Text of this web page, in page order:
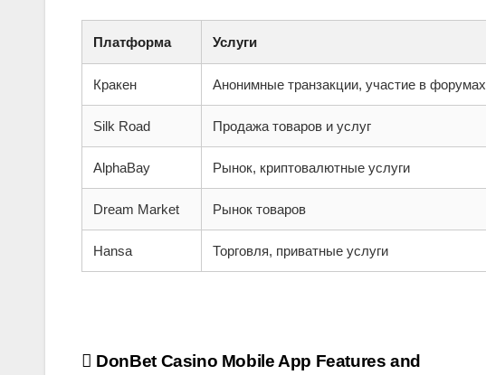
Платформа Услуги
Кракен Анонимные транзакции, участие в форумах
Silk Road Продажа товаров и услуг
AlphaBay Рынок, криптовалютные услуги
Dream Market Рынок товаров
Hansa Торговля, приватные услуги
Post
DonBet Casino Mobile App Features and